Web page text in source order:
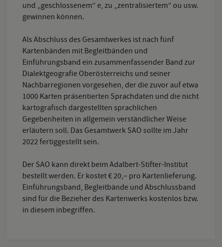
und „geschlossenem“ e, zu „zentralisiertem“ ou usw.
gewinnen können.
Als Abschluss des Gesamtwerkes ist nach fünf
Kartenbänden mit Begleitbänden und
Einführungsband ein zusammenfassender Band zur
Dialektgeografie Oberösterreichs und seiner
Nachbarregionen vorgesehen, der die zuvor auf etwa
1000 Karten präsentierten Sprachdaten und die nicht
kartografisch dargestellten sprachlichen
Gegebenheiten in allgemein verständlicher Weise
erläutern soll. Das Gesamtwerk SAO sollte im Jahr
2022 fertiggestellt sein.
Der SAO kann direkt beim Adalbert-Stifter-Institut
bestellt werden. Er kostet € 20,– pro Kartenlieferung.
Einführungsband, Begleitbände und Abschlussband
sind für die Bezieher des Kartenwerks kostenlos bzw.
in diesem inbegriffen.